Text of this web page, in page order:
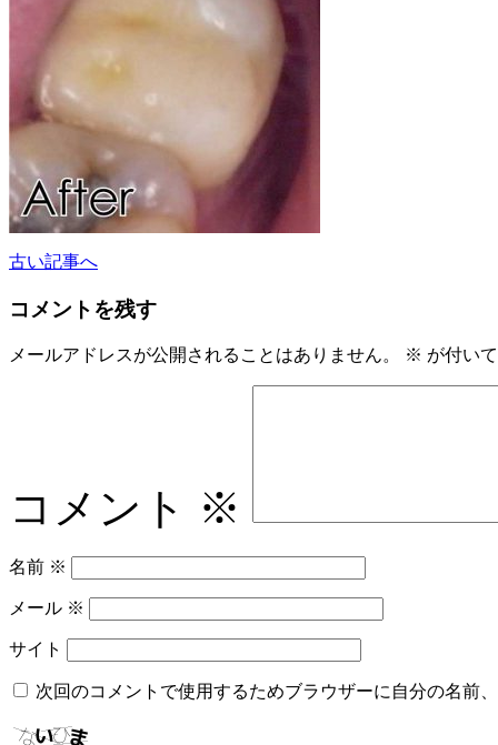
古い記事へ
コメントを残す
メールアドレスが公開されることはありません。 ※ が付い
コメント ※
名前 ※
メール ※
サイト
次回のコメントで使用するためブラウザーに自分の名前